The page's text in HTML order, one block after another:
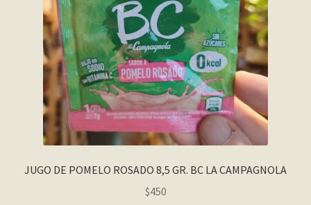
JUGO DE POMELO ROSADO 8,5 GR. BC LA CAMPAGNOLA
$450